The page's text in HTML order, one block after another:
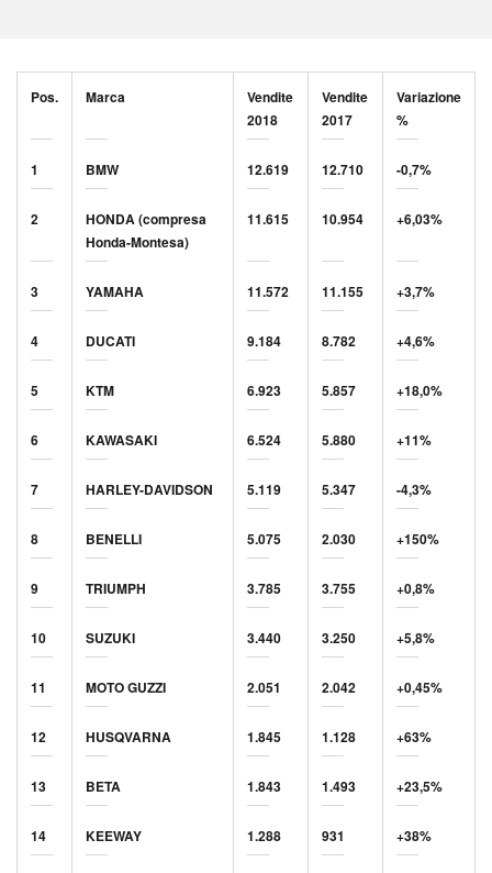
Pos. Marca
Vendite
2018
Vendite
2017
Variazione
%
1 BMW 12.619 12.710 -0,7%
2
HONDA (compresa
Honda-Montesa)
11.615 10.954 +6,03%
3 YAMAHA 11.572 11.155 +3,7%
4 DUCATI 9.184 8.782 +4,6%
5 KTM 6.923 5.857 +18,0%
6 KAWASAKI 6.524 5.880 +11%
7 HARLEY-DAVIDSON 5.119 5.347 -4,3%
8 BENELLI 5.075 2.030 +150%
9 TRIUMPH 3.785 3.755 +0,8%
10 SUZUKI 3.440 3.250 +5,8%
11 MOTO GUZZI 2.051 2.042 +0,45%
12 HUSQVARNA 1.845 1.128 +63%
13 BETA 1.843 1.493 +23,5%
14 KEEWAY 1.288 931 +38%